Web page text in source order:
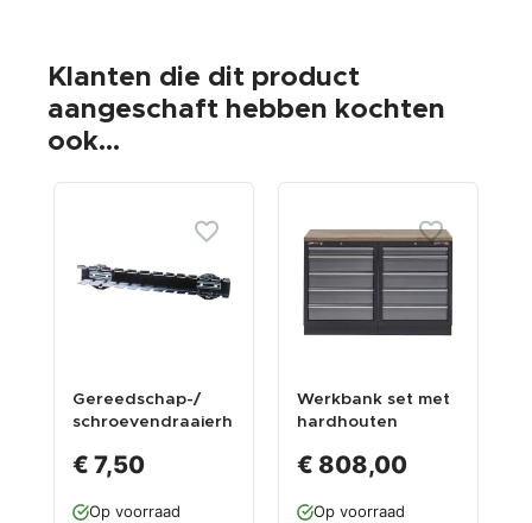
Klanten die dit product
aangeschaft hebben kochten
ook...
Gereedschap-/
schroevendraaierh
gatenbord
€ 7,50
Op voorraad
Werkbank set met
hardhouten
laden - 136 x 46 x
€ 808,00
Op voorraad